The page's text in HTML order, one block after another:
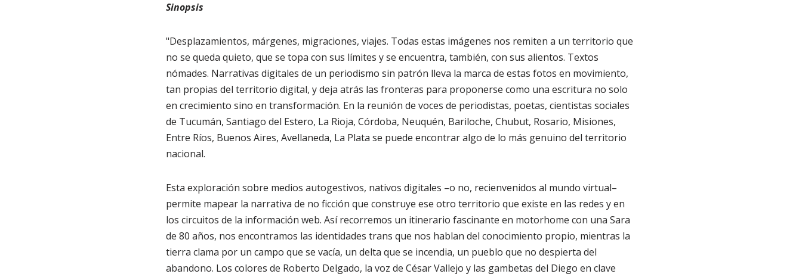
Sinopsis
"Desplazamientos, márgenes, migraciones, viajes. Todas estas imágenes nos remiten a un territorio que
no se queda quieto, que se topa con sus límites y se encuentra, también, con sus alientos. Textos
nómades. Narrativas digitales de un periodismo sin patrón lleva la marca de estas fotos en movimiento,
tan propias del territorio digital, y deja atrás las fronteras para proponerse como una escritura no solo
en crecimiento sino en transformación. En la reunión de voces de periodistas, poetas, cientistas sociales
de Tucumán, Santiago del Estero, La Rioja, Córdoba, Neuquén, Bariloche, Chubut, Rosario, Misiones,
Entre Ríos, Buenos Aires, Avellaneda, La Plata se puede encontrar algo de lo más genuino del territorio
nacional.
Esta exploración sobre medios autogestivos, nativos digitales –o no, recienvenidos al mundo virtual–
permite mapear la narrativa de no ficción que construye ese otro territorio que existe en las redes y en
los circuitos de la información web. Así recorremos un itinerario fascinante en motorhome con una Sara
de 80 años, nos encontramos las identidades trans que nos hablan del conocimiento propio, mientras la
tierra clama por un campo que se vacía, un delta que se incendia, un pueblo que no despierta del
abandono. Los colores de Roberto Delgado, la voz de César Vallejo y las gambetas del Diego en clave